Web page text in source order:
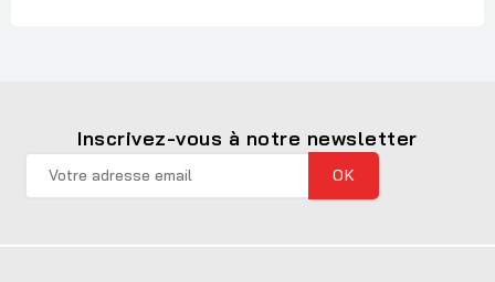
Inscrivez-vous à notre newsletter